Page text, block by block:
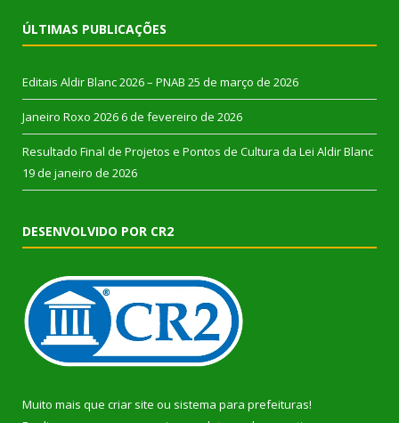
ÚLTIMAS PUBLICAÇÕES
Editais Aldir Blanc 2026 – PNAB 25 de março de 2026
Janeiro Roxo 2026 6 de fevereiro de 2026
Resultado Final de Projetos e Pontos de Cultura da Lei Aldir Blanc
19 de janeiro de 2026
DESENVOLVIDO POR CR2
Muito mais que criar site ou sistema para prefeituras!